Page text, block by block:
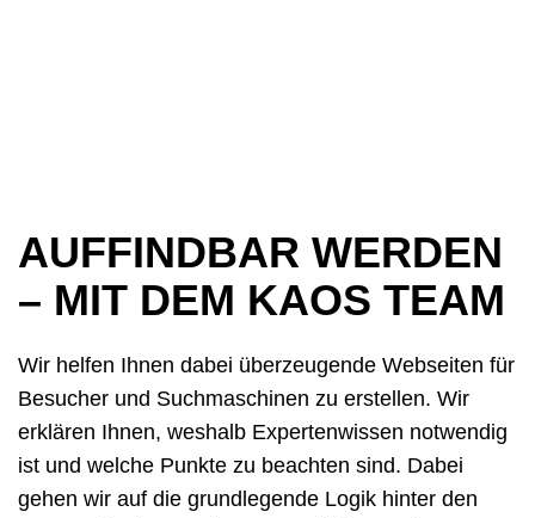
AUFFINDBAR WERDEN
– MIT DEM KAOS TEAM
Wir helfen Ihnen dabei überzeugende Webseiten für
Besucher und Suchmaschinen zu erstellen. Wir
erklären Ihnen, weshalb Expertenwissen notwendig
ist und welche Punkte zu beachten sind. Dabei
gehen wir auf die grundlegende Logik hinter den